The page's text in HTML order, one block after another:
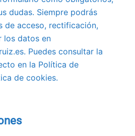
dudas. Siempre podrás
de acceso, rectificación,
los datos en
Puedes consultar la
en la Política de
de cookies.